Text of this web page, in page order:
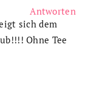
sich dem
Ohne Tee
Antworten